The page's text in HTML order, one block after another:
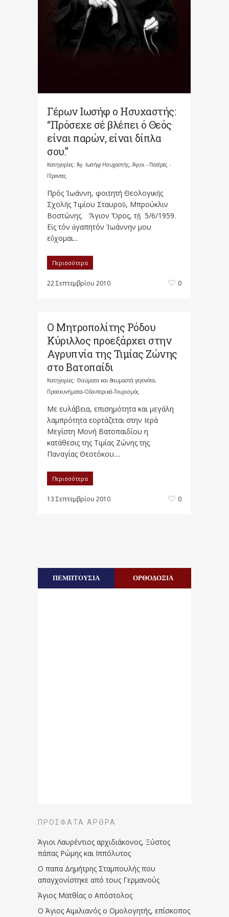
Γέρων Ιωσήφ ο Ησυχαστής:
“Πρόσεχε σέ βλέπει ό Θεός
είναι παρών, είναι δίπλα
σου.”
Κατηγορίες: Άγ. Ιωσήφ Ησυχαστής, Άγιοι - Πατέρες -
Γέροντες
Πρός Ἰωάννη, φοιτητή Θεολογικῆς
Σχολῆς Τιμίου Σταυροῦ, Μπρούκλιν
Βοστώνης. Ἅγιον Ὄρος, τῇ 5/6/1959.
Εἰς τόν ἀγαπητόν Ἰωάννην μου
εὔχομαι...
Περισσότερα
22 Σεπτεμβρίου 2010 0
Ο Μητροπολίτης Ρόδου
Κύριλλος προεξάρχει στην
Αγρυπνία της Τιμίας Ζώνης
στο Βατοπαίδι
Κατηγορίες: Θαύματα και θαυμαστά γεγονότα,
Προσκυνήματα-Οδοιπορικά-Τουρισμός
Με ευλάβεια, επισημότητα και μεγάλη
λαμπρότητα εορτάζεται στην Ιερά
Μεγίστη Μονή Βατοπαιδίου η
κατάθεσις της Τιμίας Ζώνης της
Παναγίας Θεοτόκου....
Περισσότερα
13 Σεπτεμβρίου 2010 0
ΠΕΜΠΤΟΥΣΙΑ ΟΡΘΟΔΟΞΙΑ
ΠΡΌΣΦΑΤΑ ΆΡΘΡΑ
Άγιοι Λαυρέντιος αρχιδιάκονος, Ξύστος
πάπας Ρώμης και Ιππόλυτος
Ο παπα Δημήτρης Σταμπουλής που
απαγχονίστηκε από τους Γερμανούς
Άγιος Ματθίας ο Απόστολος
Ο Άγιος Αιμιλιανός ο Ομολογητής, επίσκοπος